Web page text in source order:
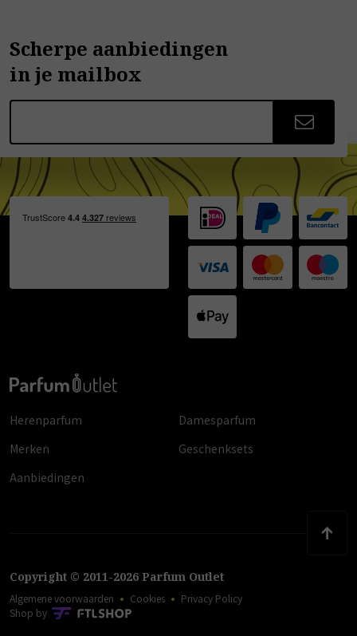
Scherpe aanbiedingen
in je mailbox
Herenparfum
Damesparfum
Merken
Geschenksets
Aanbiedingen
Copyright © 2011-2026 Parfum Outlet
Algemene voorwaarden Cookies
Privacy Policy
Shop by